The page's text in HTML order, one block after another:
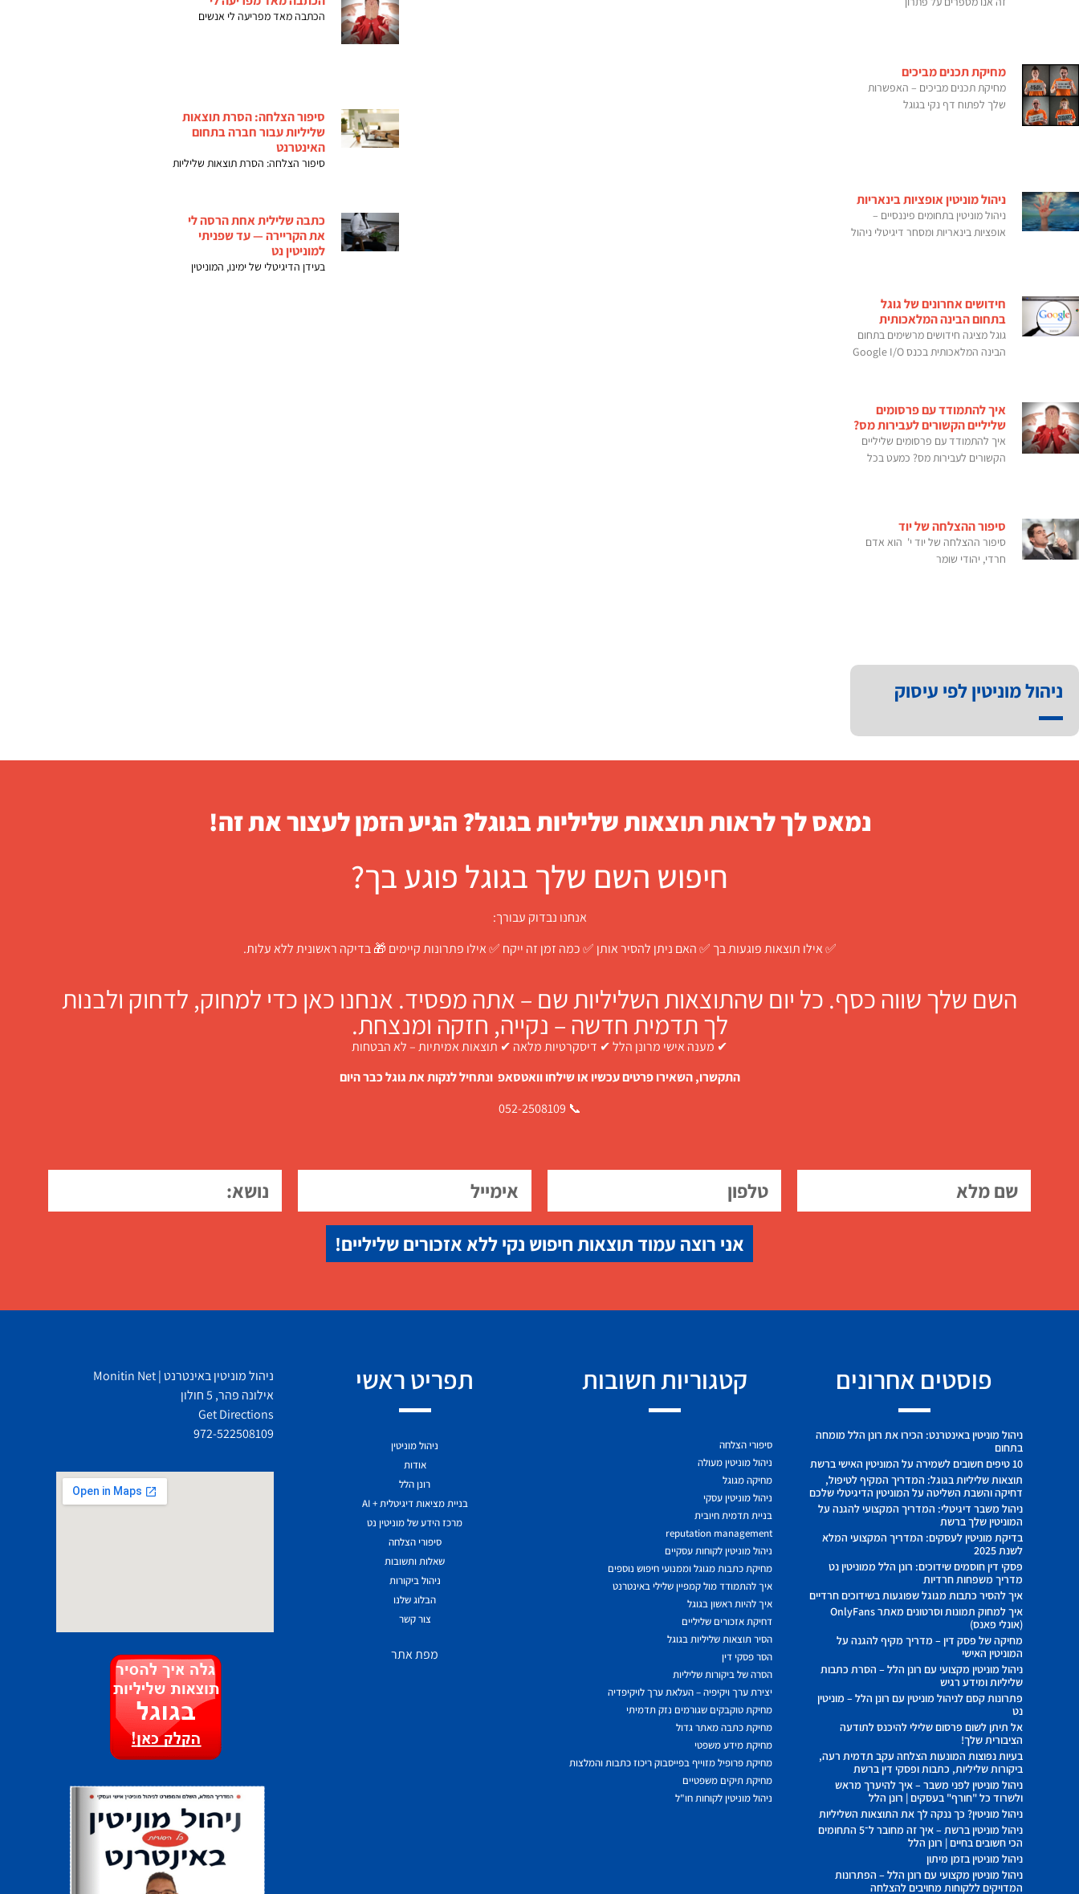
מחיקת תכנים מביכים
מחיקת תכנים מביכים – האפשרות
שלך לפתוח דף נקי בגוגל
ניהול מוניטין אופציות בינאריות
ניהול מוניטין בתחומים פיננסיים –
אופציות בינאריות ומסחר דיגיטלי ניהול
חידושים אחרונים של גוגל
בתחום הבינה המלאכותית
גוגל מציגה חידושים מרשימים בתחום
הבינה המלאכותית בכנס Google I/O
איך להתמודד עם פרסומים
שליליים הקשורים לעבירות מס?
איך להתמודד עם פרסומים שליליים
הקשורים לעבירות מס? כמעט בכל
סיפור ההצלחה של יוד
סיפור ההצלחה של יוד י' הוא אדם
חרדי, יהודי שומר
ניהול מוניטין לפי עיסוק
הכתבה מאד מפריעה לי אנשים
סיפור הצלחה: הסרת תוצאות
שליליות עבור חברה בתחום
האינטרנט
סיפור הצלחה: הסרת תוצאות שליליות
כתבה שלילית אחת הרסה לי
את הקריירה — עד שפניתי
למוניטין נט
בעידן הדיגיטלי של ימינו, המוניטין
נמאס לך לראות תוצאות שליליות בגוגל? הגיע הזמן לעצור את זה!
חיפוש השם שלך בגוגל פוגע בך?
אנחנו נבדוק עבורך:
✅ אילו תוצאות פוגעות בך ✅ האם ניתן להסיר אותן ✅ כמה זמן זה ייקח ✅ אילו פתרונות קיימים 🎁 בדיקה ראשונית ללא עלות.
השם שלך שווה כסף. כל יום שהתוצאות השליליות שם – אתה מפסיד. אנחנו כאן כדי למחוק, לדחוק ולבנות
לך תדמית חדשה – נקייה, חזקה ומנצחת.
✔ מענה אישי מרונן הלל ✔ דיסקרטיות מלאה ✔ תוצאות אמיתיות – לא הבטחות
התקשרו, השאירו פרטים עכשיו או שילחו וואטסאפ ונתחיל לנקות את גוגל כבר היום
📞 052-2508109
אני רוצה עמוד תוצאות חיפוש נקי ללא אזכורים שליליים!
פוסטים אחרונים
ניהול מוניטין באינטרנט: הכירו את רונן הלל מומחה
בתחום
10 טיפים חשובים לשמירה על המוניטין האישי ברשת
תוצאות שליליות בגוגל: המדריך המקיף לטיפול,
דחיקה והשבת השליטה על המוניטין הדיגיטלי שלכם
ניהול משבר דיגיטלי: המדריך המקצועי להגנה על
המוניטין שלך ברשת
בדיקת מוניטין לעסקים: המדריך המקצועי המלא
לשנת 2025
פסקי דין חוסמים שידוכים: רונן הלל ממוניטין נט
מדריך משפחות חרדיות
איך להסיר כתבות מגוגל שפוגעות בשידוכים חרדיים
איך למחוק תמונות וסרטונים מאתר OnlyFans
(אונלי פאנס)
מחיקה של פסק דין – מדריך מקיף להגנה על
המוניטין האישי
ניהול מוניטין מקצועי עם רונן הלל – הסרת כתבות
שליליות ומידע רגיש
פתרונות קסם לניהול מוניטין עם רונן הלל – מוניטין
נט
אל תיתן לשום פרסום שלילי להיכנס לתודעה
הציבורית שלך!
בעיות נפוצות המונעות הצלחה עקב תדמית רעה,
ביקורות שליליות, כתבות ופסקי דין ברשת
ניהול מוניטין לפני משבר – איך להיערך מראש
ולשרוד כל "חורף" בעסקים | רונן הלל
ניהול מוניטין? כך ננקה לך את התוצאות השליליות
ניהול מוניטין ברשת – איך זה מחובר ל־5 התחומים
הכי חשובים בחיים | רונן הלל
ניהול מוניטין בזמן מיתון
ניהול מוניטין מקצועי עם רונן הלל – הפתרונות
המדויקים ללקוחות מחויבים להצלחה
קטגוריות חשובות
סיפורי הצלחה
ניהול מוניטין מעולה
מחיקה מגוגל
ניהול מוניטין עסקי
בניית תדמית חיובית
reputation management
ניהול מוניטין לקוחות עסקיים
מחיקת כתבות מגוגל וממנועי חיפוש נוספים
איך להתמודד מול קמפיין שלילי באינטרנט
איך להיות ראשון בגוגל
דחיקת אזכורים שליליים
הסיר תוצאות שליליות בגוגל
הסר פסקי דין
הסרה של ביקורות שליליות
יצירת ערך ויקיפיה – העלאת ערך לויקיפדיה
מחיקת טוקבקים שגורמים נזק תדמיתי
מחיקת כתבה מאתר גדול
מחיקת מידע משפטי
מחיקת פרופיל מזוייף בפייסבוק ריכוז כתבות והמלצות
מחיקת תיקים משפטיים
ניהול מוניטין לקוחות חו"ל
תפריט ראשי
ניהול מוניטין
אודות
רונן הלל
בניית מציאות דיגיטלית + AI
מרכז הידע של מוניטין נט
סיפורי הצלחה
שאלות ותשובות
ניהול ביקורות
הבלוג שלנו
צור קשר
מפת אתר
ניהול מוניטין באינטרנט | Monitin Net
אילונה פהר, 5 חולון
Get Directions
972-522508109